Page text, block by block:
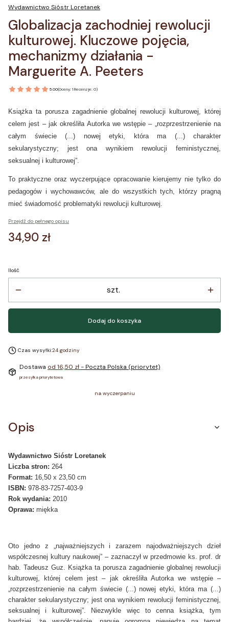
Wydawnictwo Sióstr Loretanek
Globalizacja zachodniej rewolucji
kulturowej. Kluczowe pojęcia,
mechanizmy działania -
Marguerite A. Peeters
5.00(Oceny: 1 Recenzje: 0)
Książka ta porusza zagadnienie globalnej rewolucji kulturowej, której
celem jest – jak określiła Autorka we wstępie – „rozprzestrzenienie na
całym świecie (...) nowej etyki, która ma (...) charakter
sekularystyczny; jest ona wynikiem rewolucji feministycznej,
seksualnej i kulturowej”.
To praktyczne oraz wyczerpujące opracowanie kierujemy nie tylko do
pedagogów i wychowawców, ale do wszystkich tych, którzy pragną
mieć świadomość problematyki rewolucji kulturowej.
Przejdź do pełnego opisu
Cena
34,90 zł
Ilość
szt.
Dodaj do koszyka
Czas wysyłki:24 godziny
Dostawa od 16,50 zł- Poczta Polska (priorytet)
przesyłka priorytetowa
na wyczerpaniu
Opis
Wydawnictwo Sióstr Loretanek
Liczba stron: 264
Format: 16,50 x 23,50 cm
ISBN: 978-83-7257-403-9
Rok wydania: 2010
Oprawa: miękka
Oto jedno z „najważniejszych i zarazem najodważniejszych dzieł
współczesnej kultury naukowej” – zaznaczył w przedmowie ks. prof. dr
hab. Tadeusz Guz. Książka ta porusza zagadnienie globalnej rewolucji
kulturowej, której celem jest – jak określiła Autorka we wstępie –
„rozprzestrzenienie na całym świecie (...) nowej etyki, która ma (...)
charakter sekularystyczny; jest ona wynikiem rewolucji feministycznej,
seksualnej i kulturowej”. Niezwykle więc to cenna książka, tym